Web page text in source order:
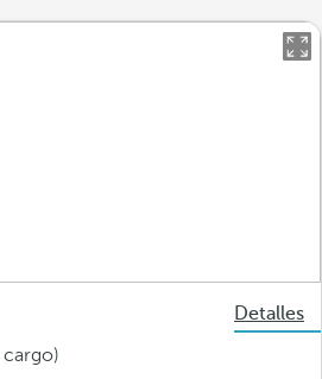
Detalles